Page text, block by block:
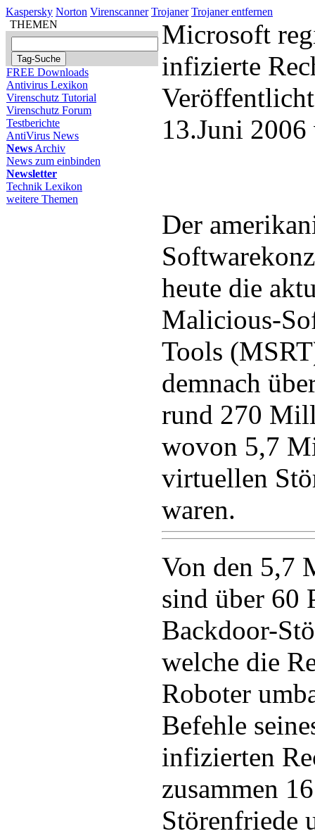
Kaspersky Norton Virenscanner Trojaner Trojaner entfernen
THEMEN
FREE Downloads
Antivirus Lexikon
Virenschutz Tutorial
Virenschutz Forum
Testberichte
AntiVirus News
News Archiv
News zum einbinden
Newsletter
Technik Lexikon
weitere Themen
Microsoft
infizierte
13.Juni
Der
heute die
Malicious-
Tools
demnach
rund 270
wovon 5,7
virtuellen
waren.
Von den 5,7
sind über 60
Backdoor-
welche die
Roboter
Befehle
infizierten
zusammen
Störenfriede